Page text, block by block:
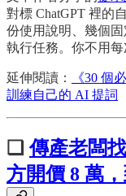
對標 ChatGPT 裡的
份使用說明、幾個
執行任務。你不用每
延伸閱讀：
《30 個
訓練自己的 AI 提詞
❏傳產老闆
方開價 8 萬